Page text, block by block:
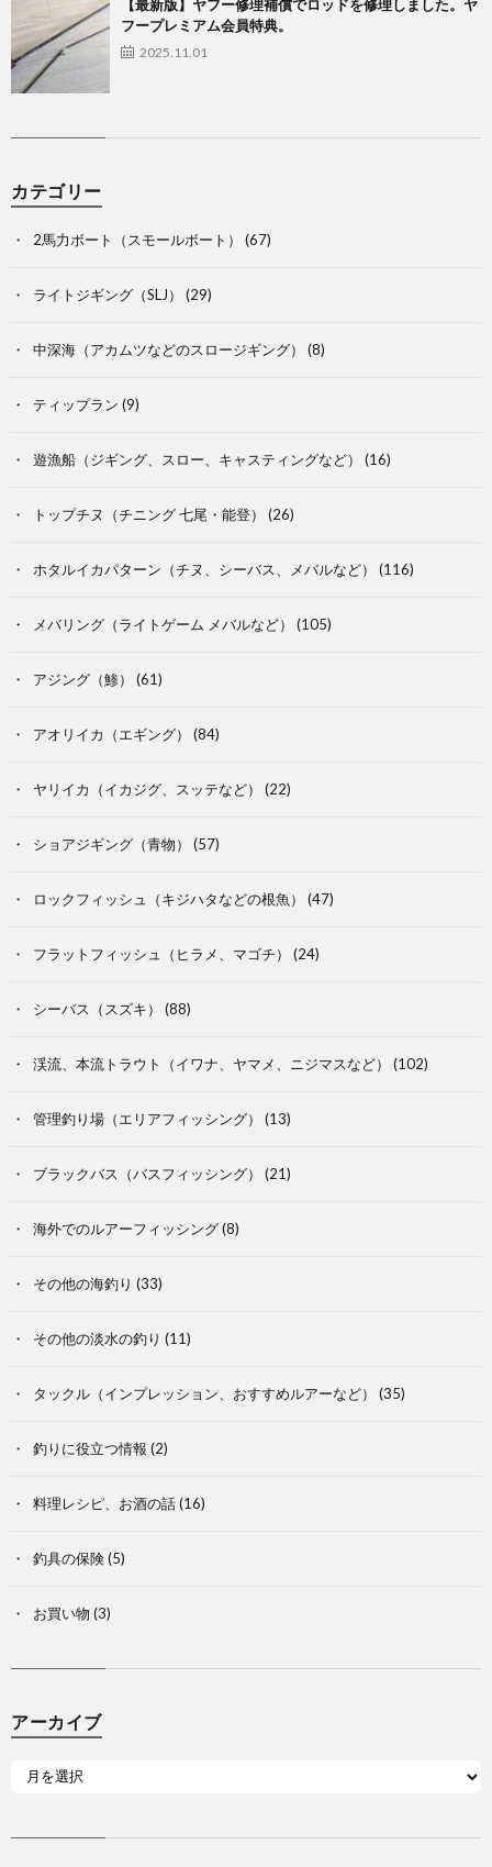
【最新版】ヤフー修理補償でロッドを修理しました。ヤ
フープレミアム会員特典。
2025.11.01
カテゴリー
2馬力ボート（スモールボート） (67)
ライトジギング（SLJ） (29)
中深海（アカムツなどのスロージギング） (8)
ティップラン (9)
遊漁船（ジギング、スロー、キャスティングなど） (16)
トップチヌ（チニング 七尾・能登） (26)
ホタルイカパターン（チヌ、シーバス、メバルなど） (116)
メバリング（ライトゲーム メバルなど） (105)
アジング（鯵） (61)
アオリイカ（エギング） (84)
ヤリイカ（イカジグ、スッテなど） (22)
ショアジギング（青物） (57)
ロックフィッシュ（キジハタなどの根魚） (47)
フラットフィッシュ（ヒラメ、マゴチ） (24)
シーバス（スズキ） (88)
渓流、本流トラウト（イワナ、ヤマメ、ニジマスなど） (102)
管理釣り場（エリアフィッシング） (13)
ブラックバス（バスフィッシング） (21)
海外でのルアーフィッシング(8)
その他の海釣り (33)
その他の淡水の釣り (11)
タックル（インプレッション、おすすめルアーなど） (35)
釣りに役立つ情報 (2)
料理レシピ、お酒の話(16)
釣具の保険(5)
お買い物 (3)
アーカイブ